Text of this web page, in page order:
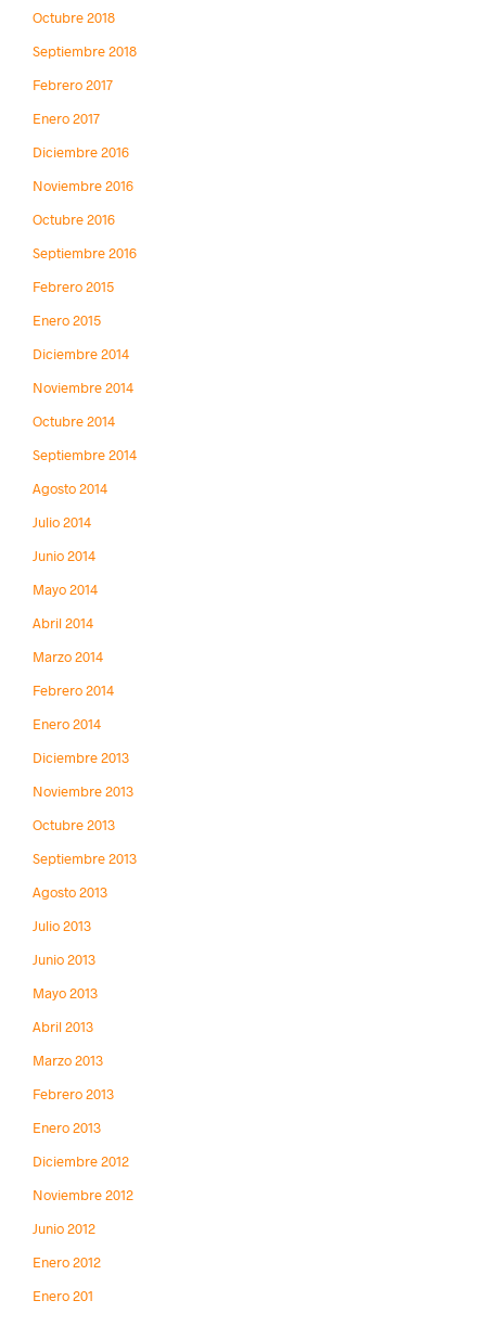
Octubre 2018
Septiembre 2018
Febrero 2017
Enero 2017
Diciembre 2016
Noviembre 2016
Octubre 2016
Septiembre 2016
Febrero 2015
Enero 2015
Diciembre 2014
Noviembre 2014
Octubre 2014
Septiembre 2014
Agosto 2014
Julio 2014
Junio 2014
Mayo 2014
Abril 2014
Marzo 2014
Febrero 2014
Enero 2014
Diciembre 2013
Noviembre 2013
Octubre 2013
Septiembre 2013
Agosto 2013
Julio 2013
Junio 2013
Mayo 2013
Abril 2013
Marzo 2013
Febrero 2013
Enero 2013
Diciembre 2012
Noviembre 2012
Junio 2012
Enero 2012
Enero 201